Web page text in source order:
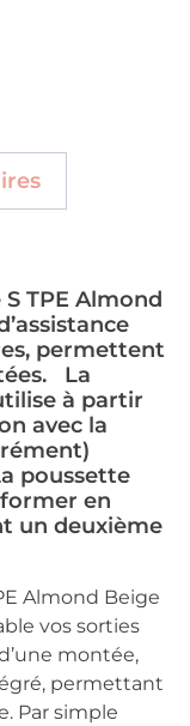
TPE Almond
permettent
La
à partir
avec la
poussette
en
un deuxième
Almond Beige
vos sorties
montée,
permettant
Par simple